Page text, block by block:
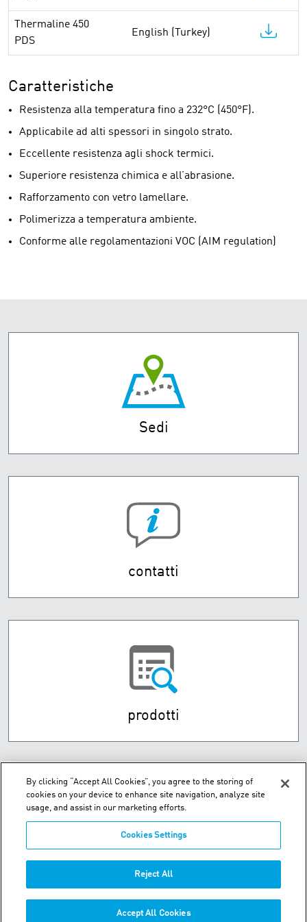
Thermaline 450
PDS
English (Turkey)
Caratteristiche
Resistenza alla temperatura fino a 232°C (450°F).
Applicabile ad alti spessori in singolo strato.
Eccellente resistenza agli shock termici.
Superiore resistenza chimica e all’abrasione.
Rafforzamento con vetro lamellare.
Polimerizza a temperatura ambiente.
Conforme alle regolamentazioni VOC (AIM regulation)
Sedi
contatti
prodotti
Via De Vizzi 77, Cinisello Balsamo - 20092 Milano, Italy
Telefono: +39-02-94759236
By clicking “Accept All Cookies”, you agree to the storing of
cookies on your device to enhance site navigation, analyze site
usage, and assist in our marketing efforts.
Cookies Settings
Reject All
Accept All Cookies